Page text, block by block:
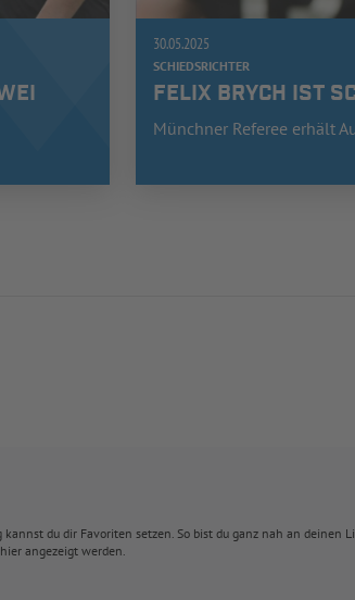
30.05.2025
SCHIEDSRICHTER
FELIX BRYCH IST
Münchner Referee erhält
kannst du dir Favoriten setzen. So bist du ganz nah an deinen
angezeigt werden.